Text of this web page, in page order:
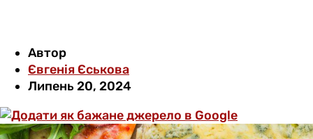
Автор
Євгенія Єськова
Липень 20, 2024